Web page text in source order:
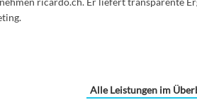
Alle Leistungen im